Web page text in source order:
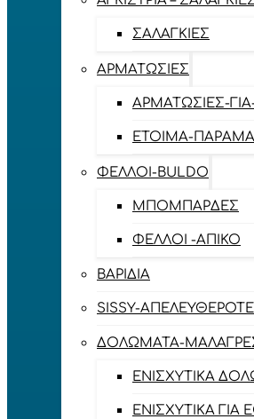
ΣΑΛΑΓΚΙΈΣ
ΑΡΜΑΤΩΣΙΈΣ
ΑΡΜΑΤΩΣΙΈΣ-
ΈΤΟΙΜΑ-
ΦΕΛΛΟΊ-BULDO
ΜΠΟΜΠΆΡΔΕΣ
ΦΕΛΛΟΊ -ΑΠΊΚΟ
ΒΑΡΊΔΙΑ
SISSY-
ΔΟΛΏΜΑΤΑ-
ΕΝΙΣΧΥΤΙΚΆ
ΕΝΙΣΧΥΤΙΚΆ ΓΙΑ